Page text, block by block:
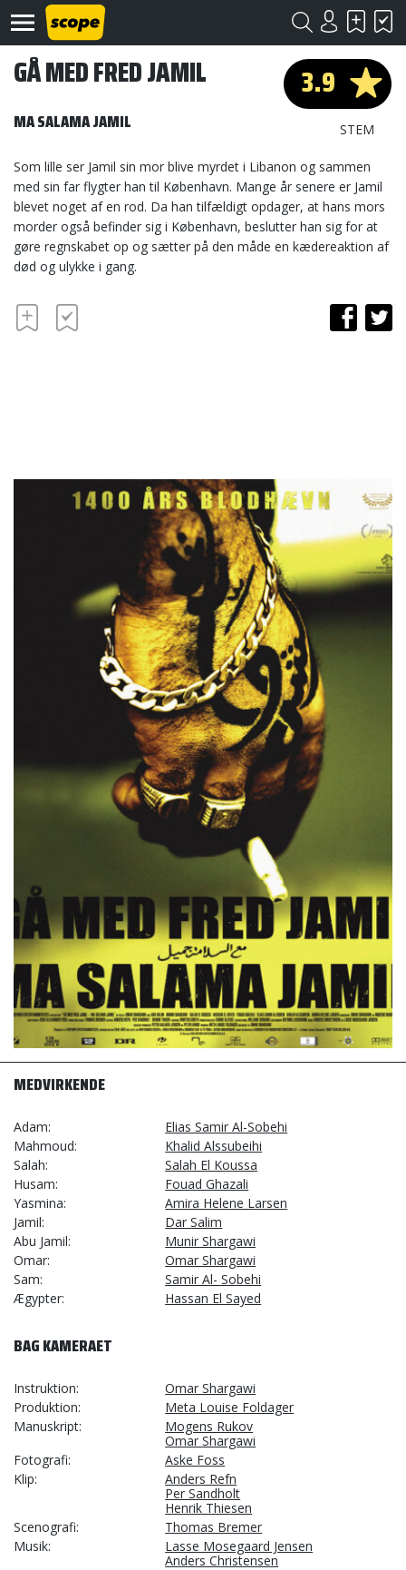
Om
Scope
Kontakt
3.9
STEM
GÅ MED FRED JAMIL
MA SALAMA JAMIL
Som lille ser Jamil sin mor blive myrdet i Libanon og sammen
med sin far flygter han til København. Mange år senere er Jamil
blevet noget af en rod. Da han tilfældigt opdager, at hans mors
morder også befinder sig i København, beslutter han sig for at
gøre regnskabet op og sætter på den måde en kædereaktion af
død og ulykke i gang.
MEDVIRKENDE
Adam
Elias Samir Al-Sobehi
Mahmoud
Khalid Alssubeihi
Salah
Salah El Koussa
Husam
Fouad Ghazali
Yasmina
Amira Helene Larsen
Jamil
Dar Salim
Abu Jamil
Munir Shargawi
Omar
Omar Shargawi
Sam
Samir Al- Sobehi
Ægypter
Hassan El Sayed
BAG KAMERAET
Instruktion
Omar Shargawi
Produktion
Meta Louise Foldager
Manuskript
Mogens Rukov
Omar Shargawi
Fotografi
Aske Foss
Klip
Anders Refn
Per Sandholt
Henrik Thiesen
Scenografi
Thomas Bremer
Musik
Lasse Mosegaard Jensen
Anders Christensen